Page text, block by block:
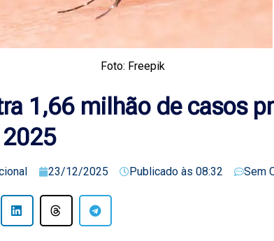
Foto: Freepik
1,66 milhão de casos
23/12/2025 Publicado às 08:32 Sem